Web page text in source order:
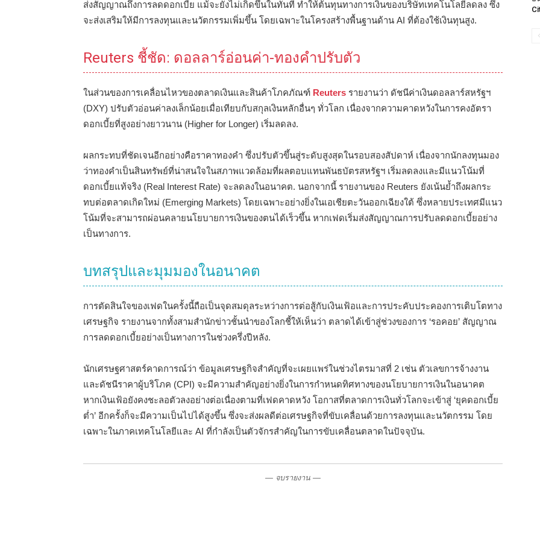
ส่งสัญญาณถึงการลดดอกเบี้ย แม้จะยังไม่เกิดขึ้นในทันที ทำให้ต้นทุนทางการเงินของบริษัทเทคโนโลยีลดลง ซึ่ง
จะส่งเสริมให้มีการลงทุนและนวัตกรรมเพิ่มขึ้น โดยเฉพาะในโครงสร้างพื้นฐานด้าน AI ที่ต้องใช้เงินทุนสูง.
Reuters ชี้ชัด: ดอลลาร์อ่อนค่า-ทองคำปรับตัว
ในส่วนของการเคลื่อนไหวของตลาดเงินและสินค้าโภคภัณฑ์ Reuters รายงานว่า ดัชนีค่าเงินดอลลาร์สหรัฐฯ
(DXY) ปรับตัวอ่อนค่าลงเล็กน้อยเมื่อเทียบกับสกุลเงินหลักอื่นๆ ทั่วโลก เนื่องจากความคาดหวังในการคงอัตรา
ดอกเบี้ยที่สูงอย่างยาวนาน (Higher for Longer) เริ่มลดลง.
ผลกระทบที่ชัดเจนอีกอย่างคือราคาทองคำ ซึ่งปรับตัวขึ้นสู่ระดับสูงสุดในรอบสองสัปดาห์ เนื่องจากนักลงทุนมอง
ว่าทองคำเป็นสินทรัพย์ที่น่าสนใจในสภาพแวดล้อมที่ผลตอบแทนพันธบัตรสหรัฐฯ เริ่มลดลงและมีแนวโน้มที่
ดอกเบี้ยแท้จริง (Real Interest Rate) จะลดลงในอนาคต. นอกจากนี้ รายงานของ Reuters ยังเน้นย้ำถึงผลกระ
ทบต่อตลาดเกิดใหม่ (Emerging Markets) โดยเฉพาะอย่างยิ่งในเอเชียตะวันออกเฉียงใต้ ซึ่งหลายประเทศมีแนว
โน้มที่จะสามารถผ่อนคลายนโยบายการเงินของตนได้เร็วขึ้น หากเฟดเริ่มส่งสัญญาณการปรับลดดอกเบี้ยอย่าง
เป็นทางการ.
บทสรุปและมุมมองในอนาคต
การตัดสินใจของเฟดในครั้งนี้ถือเป็นจุดสมดุลระหว่างการต่อสู้กับเงินเฟ้อและการประคับประคองการเติบโตทาง
เศรษฐกิจ รายงานจากทั้งสามสำนักข่าวชั้นนำของโลกชี้ให้เห็นว่า ตลาดได้เข้าสู่ช่วงของการ ‘รอคอย’ สัญญาณ
การลดดอกเบี้ยอย่างเป็นทางการในช่วงครึ่งปีหลัง.
นักเศรษฐศาสตร์คาดการณ์ว่า ข้อมูลเศรษฐกิจสำคัญที่จะเผยแพร่ในช่วงไตรมาสที่ 2 เช่น ตัวเลขการจ้างงาน
และดัชนีราคาผู้บริโภค (CPI) จะมีความสำคัญอย่างยิ่งในการกำหนดทิศทางของนโยบายการเงินในอนาคต
หากเงินเฟ้อยังคงชะลอตัวลงอย่างต่อเนื่องตามที่เฟดคาดหวัง โอกาสที่ตลาดการเงินทั่วโลกจะเข้าสู่ ‘ยุคดอกเบี้ย
ต่ำ’ อีกครั้งก็จะมีความเป็นไปได้สูงขึ้น ซึ่งจะส่งผลดีต่อเศรษฐกิจที่ขับเคลื่อนด้วยการลงทุนและนวัตกรรม โดย
เฉพาะในภาคเทคโนโลยีและ AI ที่กำลังเป็นตัวจักรสำคัญในการขับเคลื่อนตลาดในปัจจุบัน.
— จบรายงาน —